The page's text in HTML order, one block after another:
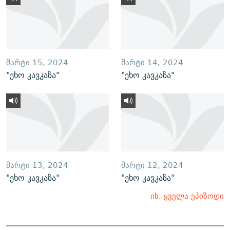
ᲛᲐᲠᲢᲘ 15, 2024
"ეხო კავკაზა"
ᲛᲐᲠᲢᲘ 14, 2024
"ეხო კავკაზა"
ᲛᲐᲠᲢᲘ 13, 2024
"ეხო კავკაზა"
ᲛᲐᲠᲢᲘ 12, 2024
"ეხო კავკაზა"
იხ. ყველა ეპიზოდი